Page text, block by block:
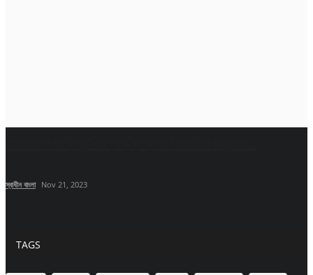
স্বাধীন বাংলা Nov 21, 2023
TAGS